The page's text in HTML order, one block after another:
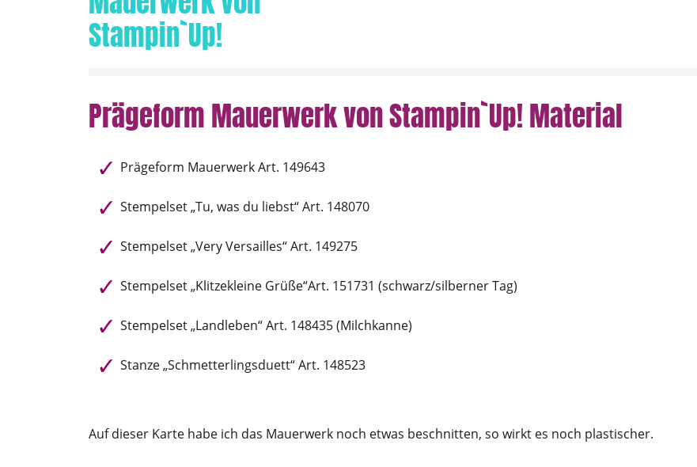
Prägeform Mauerwerk von Stampin`Up! Material
Prägeform Mauerwerk Art. 149643
Stempelset „Tu, was du liebst“ Art. 148070
Stempelset „Very Versailles“ Art. 149275
Stempelset „Klitzekleine Grüße“Art. 151731 (schwarz/silberner Tag)
Stempelset „Landleben“ Art. 148435 (Milchkanne)
Stanze „Schmetterlingsduett“ Art. 148523
Auf dieser Karte habe ich das Mauerwerk noch etwas beschnitten, so wirkt es noch plastischer.